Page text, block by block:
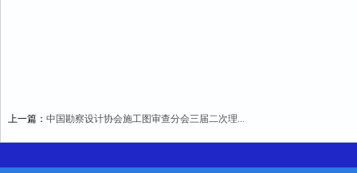
上一篇： 中国勘察设计协会施工图审查分会三届二次理...